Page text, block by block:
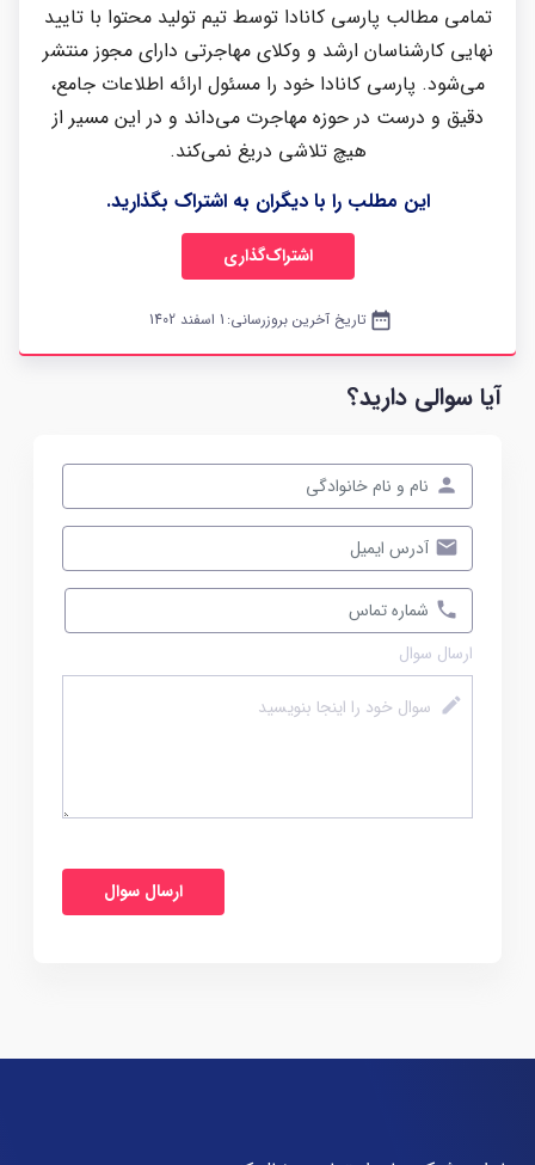
تمامی مطالب پارسی کانادا توسط تیم تولید محتوا با تایید
نهایی کارشناسان ارشد و وکلای مهاجرتی دارای مجوز منتشر
می‌شود. پارسی کانادا خود را مسئول ارائه اطلاعات جامع،
دقیق و درست در حوزه مهاجرت می‌داند و در این مسیر از
هیچ تلاشی دریغ نمی‌کند.
این مطلب را با دیگران به اشتراک بگذارید.
اشتراک‌گذاری
date_range تاریخ آخرین بروزرسانی: 1 اسفند 1402
آیا سوالی دارید؟
ارسال سوال